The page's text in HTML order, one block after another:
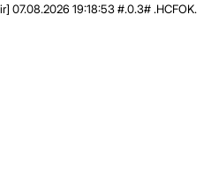
07.08.2026 19:18:53 #.0.3# .HCFOK.